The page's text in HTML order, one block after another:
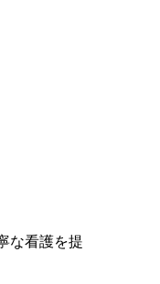
な看護を提